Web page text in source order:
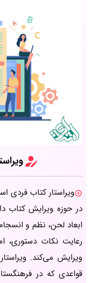
ویراستار کتاب فردی
در حوزه ویرایش کتاب
ابعاد لحن، نظم و
رعایت نکات دستوری،
ویرایش می‌کند.
قواعدی که در